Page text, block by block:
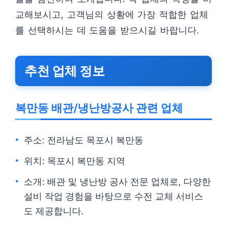
교해보시고, 고객님의 상황에 가장 적합한 업체
를 선택하시는 데 도움을 받으시길 바랍니다.
추천 업체 정보
복만동 배관/냉난방공사 관련 업체
주소: 전라남도 목포시 복만동
위치: 목포시 복만동 지역
소개: 배관 및 냉난방 공사 전문 업체로, 다양한
설비 작업 경험을 바탕으로 수전 교체 서비스
도 제공합니다.